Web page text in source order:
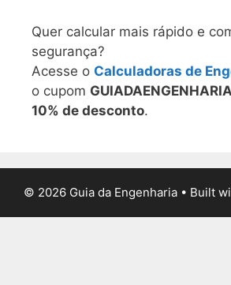
Quer calcular mais rápido e
segurança?
Acesse o Calculadoras de
o cupom
10% de desconto.
© 2026 Guia da Engenharia • Built